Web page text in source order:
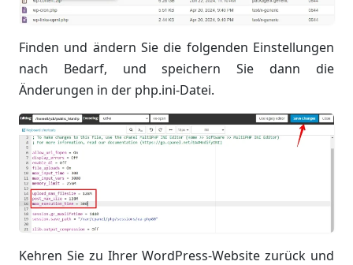
Finden und ändern Sie die folgenden Einstellungen
nach Bedarf, und speichern Sie dann die
Änderungen in der php.ini-Datei.
Kehren Sie zu Ihrer WordPress-Website zurück und